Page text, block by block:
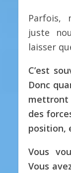
Parfois,
juste
laisser
C’est
Donc
mettront
des
position,
Vous
Vous